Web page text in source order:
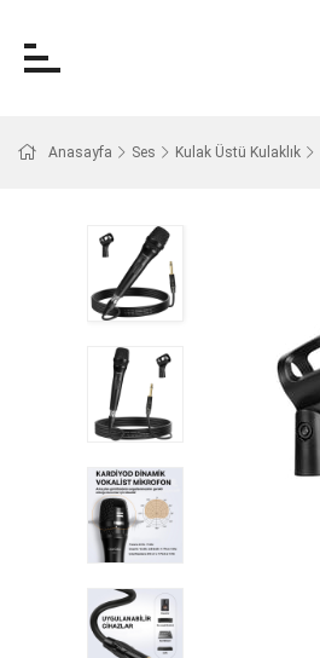
Anasayfa Ses Kulak Üstü Kulaklık